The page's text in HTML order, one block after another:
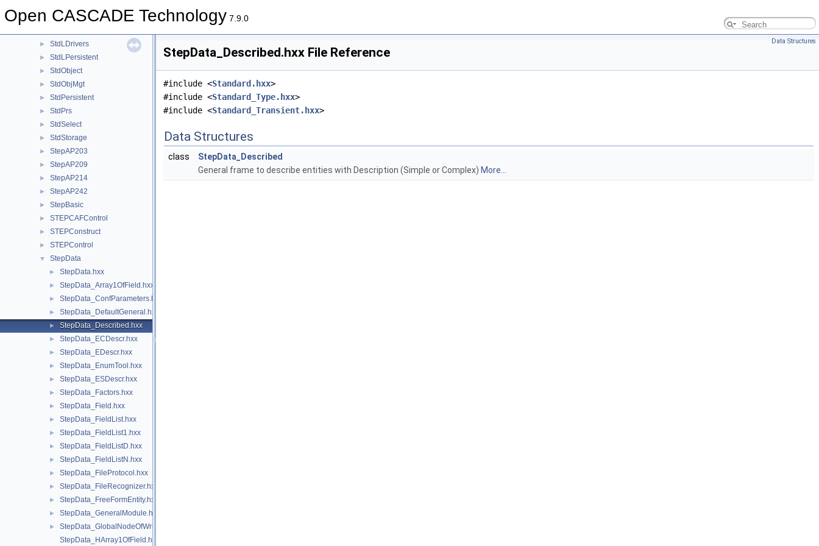
Open CASCADE Technology 7.9.0
► StdDrivers
► StdLDrivers
► StdLPersistent
► StdObject
► StdObjMgt
► StdPersistent
► StdPrs
► StdSelect
► StdStorage
► StepAP203
► StepAP209
► StepAP214
► StepAP242
► StepBasic
► STEPCAFControl
► STEPConstruct
► STEPControl
▼ StepData
► StepData.hxx
► StepData_Array1OfField.hxx
► StepData_ConfParameters.hxx
► StepData_DefaultGeneral.hxx
► StepData_Described.hxx
► StepData_ECDescr.hxx
► StepData_EDescr.hxx
► StepData_EnumTool.hxx
► StepData_ESDescr.hxx
► StepData_Factors.hxx
► StepData_Field.hxx
► StepData_FieldList.hxx
► StepData_FieldList1.hxx
► StepData_FieldListD.hxx
► StepData_FieldListN.hxx
► StepData_FileProtocol.hxx
► StepData_FileRecognizer.hxx
► StepData_FreeFormEntity.hxx
► StepData_GeneralModule.hxx
►
StepData_GlobalNodeOfWriterLib.hxx
StepData_HArray1OfField.hxx
Data Structures
StepData_Described.hxx File Reference
#include <Standard.hxx>
#include <Standard_Type.hxx>
#include <Standard_Transient.hxx>
Data Structures
class
StepData_Described
General frame to describe entities with Description (Simple or Complex) More...